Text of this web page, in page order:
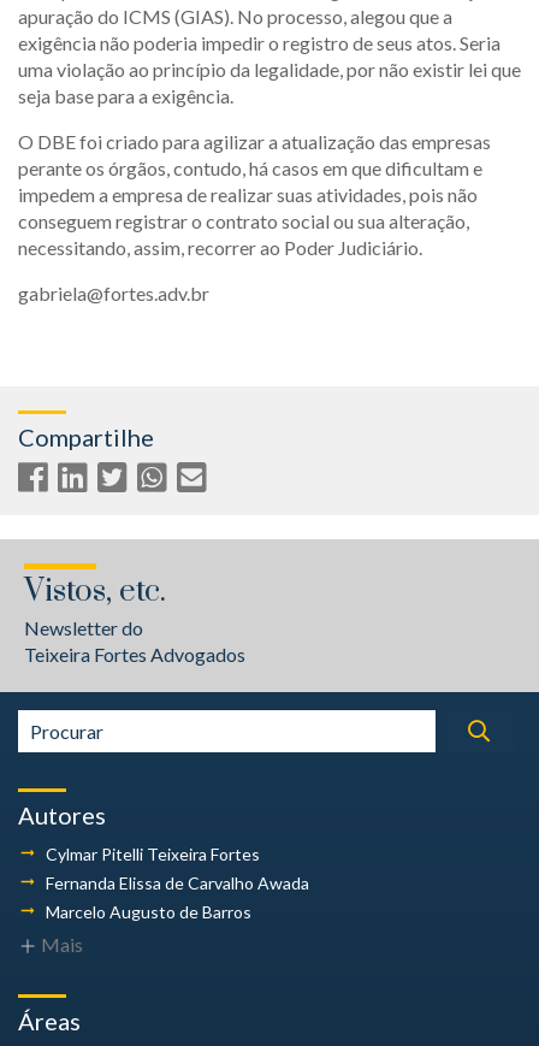
apuração do ICMS (GIAS). No processo, alegou que a
exigência não poderia impedir o registro de seus atos. Seria
uma violação ao princípio da legalidade, por não existir lei que
seja base para a exigência.
O DBE foi criado para agilizar a atualização das empresas
perante os órgãos, contudo, há casos em que dificultam e
impedem a empresa de realizar suas atividades, pois não
conseguem registrar o contrato social ou sua alteração,
necessitando, assim, recorrer ao Poder Judiciário.
gabriela@fortes.adv.br
Compartilhe
Vistos, etc.
Newsletter do
Teixeira Fortes Advogados
Autores
Cylmar Pitelli Teixeira Fortes
Fernanda Elissa de Carvalho Awada
Marcelo Augusto de Barros
Mais
Áreas